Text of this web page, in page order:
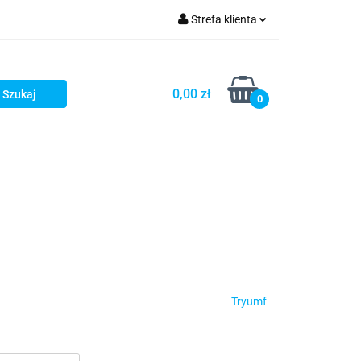
Strefa klienta
Zarejestruj się
Dodaj zgłoszenie
0,00 zł 0
Tryumf